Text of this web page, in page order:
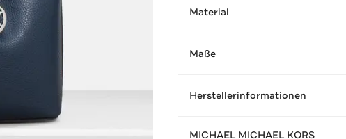
Material
Maße
Herstellerinformationen
MICHAEL MICHAEL KORS